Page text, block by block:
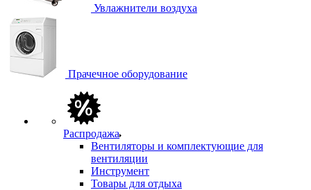
Увлажнители воздуха
Прачечное оборудование
Распродажа
Вентиляторы и комплектующие для
вентиляции
Инструмент
Товары для отдыха